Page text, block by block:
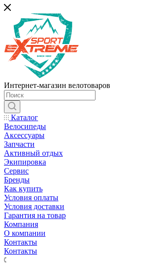
Интернет-магазин велотоваров
Каталог
Велосипеды
Аксессуары
Запчасти
Активный отдых
Экипировка
Сервис
Бренды
Как купить
Условия оплаты
Условия доставки
Гарантия на товар
Компания
О компании
Контакты
Контакты